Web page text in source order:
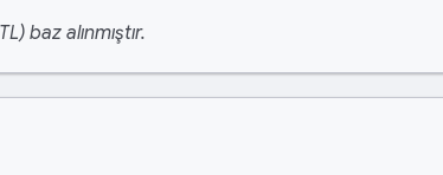
baz alınmıştır.